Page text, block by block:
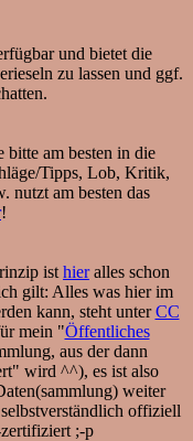
und bietet die
zu lassen und ggf.
bitte am besten in die
Tipps, Lob, Kritik,
nutzt am besten das
!
ist hieralles schon
gilt: Alles was hier im
kann, steht unterCC
mein "Öffentliches
aus der dann
wird ^^), es ist also
weiter
offiziell
;-p